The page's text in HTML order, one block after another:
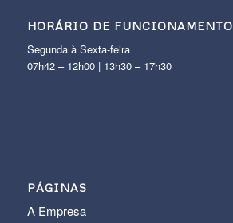
HORÁRIO DE FUNCIONAMENTO
Segunda à Sexta-feira
07h42 – 12h00 | 13h30 – 17h30
PÁGINAS
A Empresa